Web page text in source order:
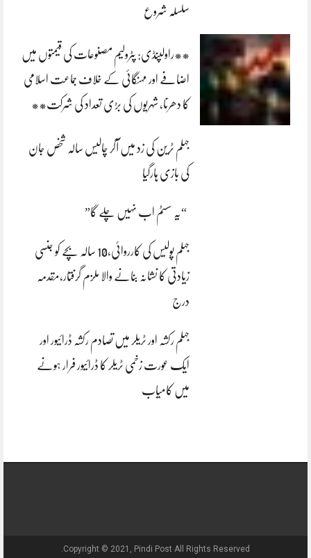
سلسلہ شروع
**راولپنڈی: پٹرولیم مصنوعات کی قیمتوں میں
اضافے اور مہنگائی کے خلاف جماعت اسلامی
کا دھرنا، شہریوں کی بڑی تعداد کی شرکت**
جہلم ٹرین کی زد میں آکر چالیس سالہ شخص جان
کی بازی ہارگیا
“یہ سسٹم اب نہیں چلے گا”
جہلم پولیس کی کارروائی،10 سالہ بچے کو جنسی
زیادتی کا نشانہ بنانے والا ملزم گرفتار،مقدمہ
درج
جہلم رکشہ اور ٹریلر میں تصادم رکشہ ڈرائیور اور
ایک عورت زخمی ٹریلر کا ڈرائیور فرار ہونے
میں کامیاب
Copyright © 2021, Pindi Post All Rights Reserved.